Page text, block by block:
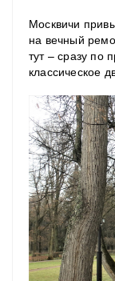
Москвичи
на вечный
тут – сразу по
классическое